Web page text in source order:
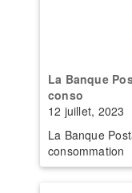
La Banque
conso
12 juillet, 2023
La Banque
consommation